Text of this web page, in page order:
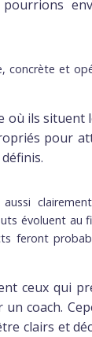
concrète et
où ils situent
pour
clairement
évoluent au
feront
ceux qui
coach.
clairs et